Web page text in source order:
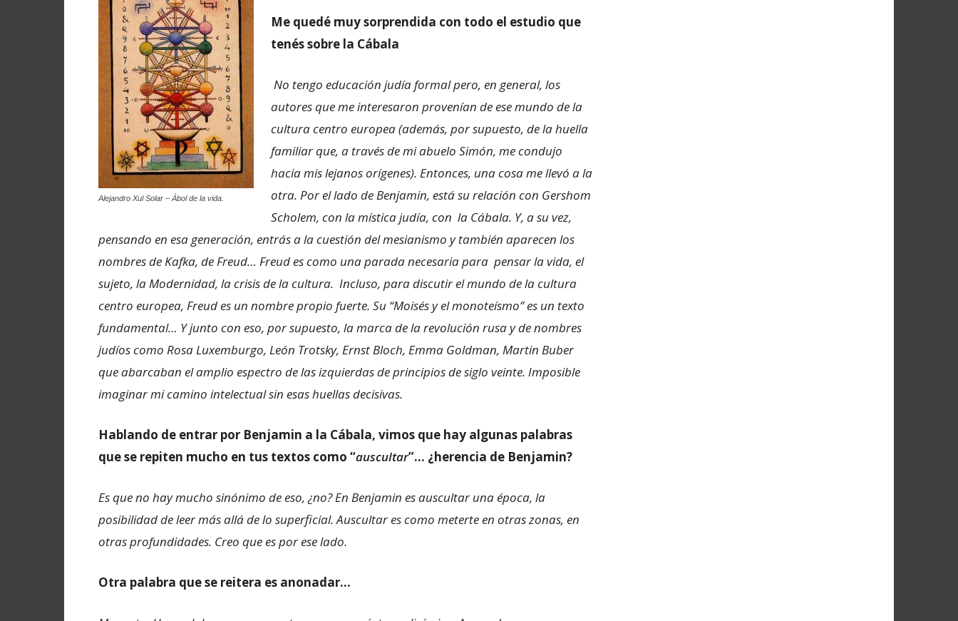
Alejandro Xul Solar – Ábol de la vida.
Me quedé muy sorprendida con todo el estudio que
tenés sobre la Cábala
No tengo educación judía formal pero, en general, los
autores que me interesaron provenían de ese mundo de la
cultura centro europea (además, por supuesto, de la huella
familiar que, a través de mi abuelo Simón, me condujo
hacia mis lejanos orígenes). Entonces, una cosa me llevó a la
otra. Por el lado de Benjamin, está su relación con Gershom
Scholem, con la mística judía, con la Cábala. Y, a su vez,
pensando en esa generación, entrás a la cuestión del mesianismo y también aparecen los
nombres de Kafka, de Freud… Freud es como una parada necesaria para pensar la vida, el
sujeto, la Modernidad, la crisis de la cultura. Incluso, para discutir el mundo de la cultura
centro europea, Freud es un nombre propio fuerte. Su “Moisés y el monoteísmo” es un texto
fundamental… Y junto con eso, por supuesto, la marca de la revolución rusa y de nombres
judíos como Rosa Luxemburgo, León Trotsky, Ernst Bloch, Emma Goldman, Martin Buber
que abarcaban el amplio espectro de las izquierdas de principios de siglo veinte. Imposible
imaginar mi camino intelectual sin esas huellas decisivas.
Hablando de entrar por Benjamin a la Cábala, vimos que hay algunas palabras
que se repiten mucho en tus textos como “auscultar”… ¿herencia de Benjamin?
Es que no hay mucho sinónimo de eso, ¿no? En Benjamin es auscultar una época, la
posibilidad de leer más allá de lo superficial. Auscultar es como meterte en otras zonas, en
otras profundidades. Creo que es por ese lado.
Otra palabra que se reitera es anonadar…